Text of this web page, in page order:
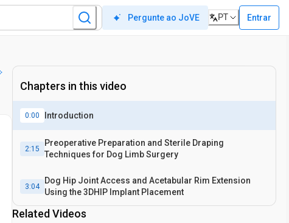
Pergunte ao JoVE PT Entrar
Chapters in this video
0:00 Introduction
2:15
Preoperative Preparation and Sterile Draping
Techniques for Dog Limb Surgery
3:04
Dog Hip Joint Access and Acetabular Rim Extension
Using the 3DHIP Implant Placement
Related Videos